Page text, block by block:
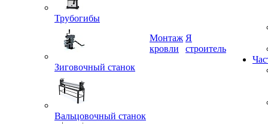
Трубогибы
Зиговочный станок
Вальцовочный станок